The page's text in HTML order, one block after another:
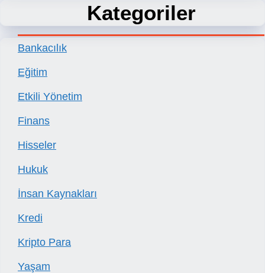
Kategoriler
Bankacılık
Eğitim
Etkili Yönetim
Finans
Hisseler
Hukuk
İnsan Kaynakları
Kredi
Kripto Para
Yaşam